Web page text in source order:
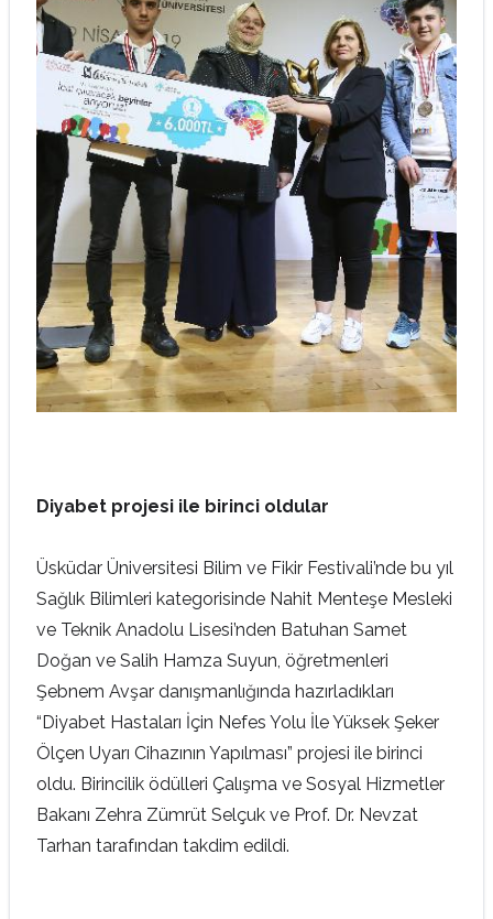
Diyabet projesi ile birinci oldular
Üsküdar Üniversitesi Bilim ve Fikir Festivali’nde bu yıl
Sağlık Bilimleri kategorisinde Nahit Menteşe Mesleki
ve Teknik Anadolu Lisesi’nden Batuhan Samet
Doğan ve Salih Hamza Suyun, öğretmenleri
Şebnem Avşar danışmanlığında hazırladıkları
“Diyabet Hastaları İçin Nefes Yolu İle Yüksek Şeker
Ölçen Uyarı Cihazının Yapılması” projesi ile birinci
oldu. Birincilik ödülleri Çalışma ve Sosyal Hizmetler
Bakanı Zehra Zümrüt Selçuk ve Prof. Dr. Nevzat
Tarhan tarafından takdim edildi.